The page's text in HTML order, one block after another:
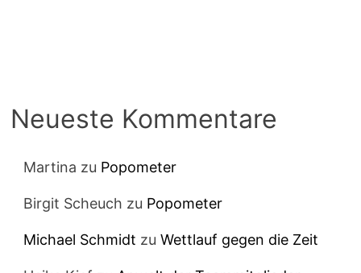
Neueste Kommentare
Martina zu Popometer
Birgit Scheuch zu Popometer
Michael Schmidt zuWettlauf gegen die Zeit